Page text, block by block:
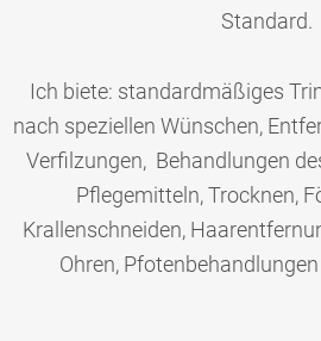
Standard.
Ich biete: standardmäßiges
nach speziellen Wünschen,
Verfilzungen, Behandlungen
Pflegemitteln, Trocknen,
Krallenschneiden,
Ohren,